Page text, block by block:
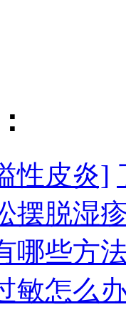
性皮炎]
摆脱湿
哪些方
敏怎么